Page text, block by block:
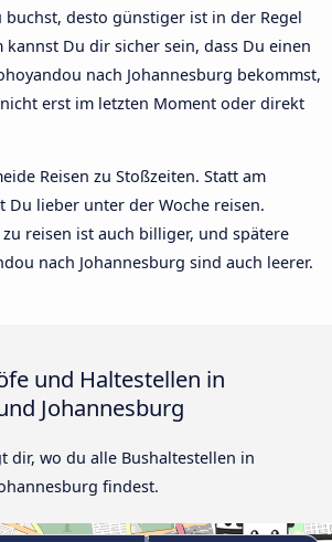
buchst, desto günstiger ist in der Regel
kannst Du dir sicher sein, dass Du einen
nach Johannesburg bekommst,
erst im letzten Moment oder direkt
Reisen zu Stoßzeiten. Statt am
Du lieber unter der Woche reisen.
reisen ist auch billiger, und spätere
nach Johannesburg sind auch leerer.
und Haltestellen in
Johannesburg
dir, wo du alle Bushaltestellen in
findest.